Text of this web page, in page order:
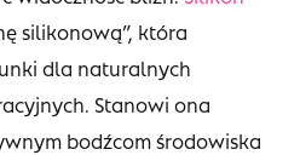
silikonową”, która
dla naturalnych
Stanowi ona
bodźcom środowiska